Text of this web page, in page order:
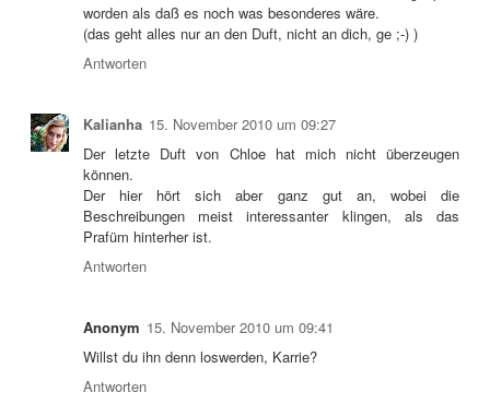
worden als daß es noch was besonderes wäre.
(das geht alles nur an den Duft, nicht an dich, ge ;-) )
Antworten
Kalianha 15. November 2010 um 09:27
Der letzte Duft von Chloe hat mich nicht überzeugen
können.
Der hier hört sich aber ganz gut an, wobei die
Beschreibungen meist interessanter klingen, als das
Prafüm hinterher ist.
Antworten
Anonym 15. November 2010 um 09:41
Willst du ihn denn loswerden, Karrie?
Antworten